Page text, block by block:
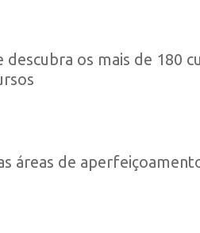
os mais de 180
áreas de